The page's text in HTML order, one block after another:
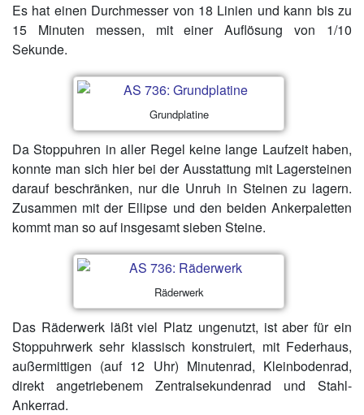
Es hat einen Durchmesser von 18 Linien und kann bis zu
15 Minuten messen, mit einer Auflösung von 1/10
Sekunde.
Grundplatine
Da Stoppuhren in aller Regel keine lange Laufzeit haben,
konnte man sich hier bei der Ausstattung mit Lagersteinen
darauf beschränken, nur die Unruh in Steinen zu lagern.
Zusammen mit der Ellipse und den beiden Ankerpaletten
kommt man so auf insgesamt sieben Steine.
Räderwerk
Das Räderwerk läßt viel Platz ungenutzt, ist aber für ein
Stoppuhrwerk sehr klassisch konstruiert, mit Federhaus,
außermittigen (auf 12 Uhr) Minutenrad, Kleinbodenrad,
direkt angetriebenem Zentralsekundenrad und Stahl-
Ankerrad.